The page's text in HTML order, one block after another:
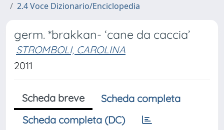
2.4 Voce Dizionario/Enciclopedia
germ. *brakkan- ‘cane da caccia’
STROMBOLI, CAROLINA
2011
Scheda breve
Scheda completa
Scheda completa (DC)